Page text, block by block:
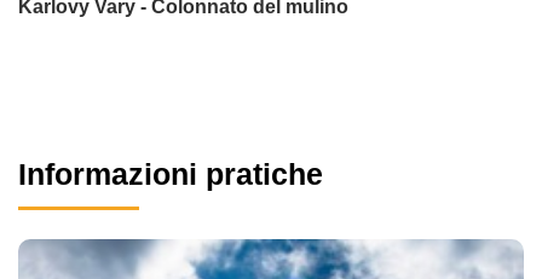
Karlovy Vary - Colonnato del mulino
Informazioni pratiche